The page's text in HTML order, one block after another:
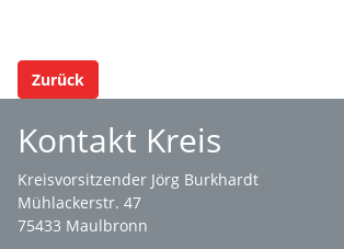
Zurück
Kontakt Kreis
Kreisvorsitzender Jörg Burkhardt
Mühlackerstr. 47
75433 Maulbronn